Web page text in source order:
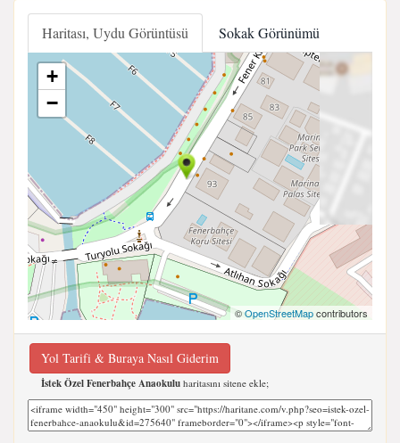
Haritası, Uydu Görüntüsü Sokak Görünümü
+
−
©OpenStreetMapcontributors
Yol Tarifi & Buraya Nasıl Giderim
İstek Özel Fenerbahçe Anaokulu haritasını sitene ekle;